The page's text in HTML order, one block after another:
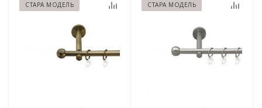
СТАРА МОДЕЛЬ СТАРА МОДЕЛЬ